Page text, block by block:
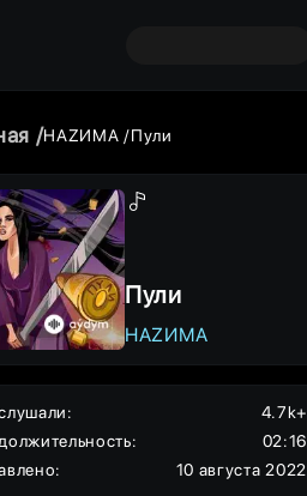
НАZИМА Пули
Пули
НАZИМА
:
4.7k+
:
02:16
: 10 августа 2022